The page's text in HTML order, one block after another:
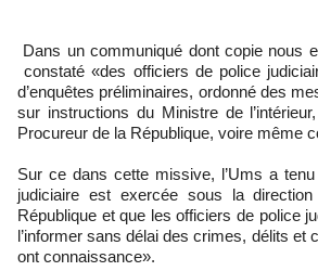
Dans un communiqué dont copie nous est parvenue, l’Ums a
constaté «des officiers de police
d’enquêtes préliminaires, ordonné des
sur instructions du Ministre de
Procureur de la République, voire même
Sur ce dans cette missive, l’Ums a
judiciaire est exercée sous la
République et que les officiers de police
l’informer sans délai des crimes, délits et
ont connaissance».